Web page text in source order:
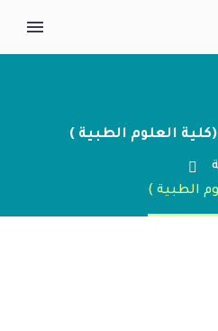
العلوم الطبية )
الطبية )